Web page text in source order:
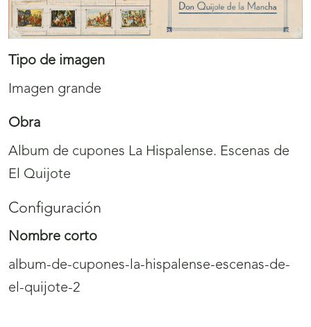
Tipo de imagen
Imagen grande
Obra
Album de cupones La Hispalense. Escenas de
El Quijote
Configuración
Nombre corto
album-de-cupones-la-hispalense-escenas-de-
el-quijote-2